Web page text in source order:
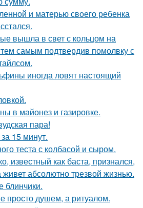
и матерью своего ребенка
вышла в свет с кольцом на
самым подтвердив помолвку с
иногда ловят настоящий
в майонез и газировке.
пара!
15 минут.
теста с колбасой и сыром.
известный как баста, признался,
живет абсолютно трезвой жизнью.
блинчики.
просто душем, а ритуалом.